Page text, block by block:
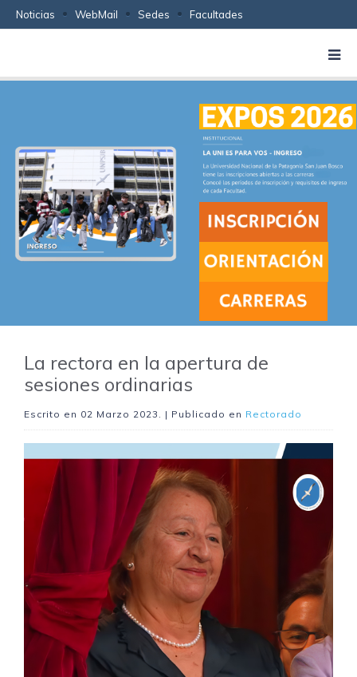
Noticias WebMail Sedes Facultades
La rectora en la apertura de
sesiones ordinarias
Escrito en 02 Marzo 2023 . | Publicado en Rectorado